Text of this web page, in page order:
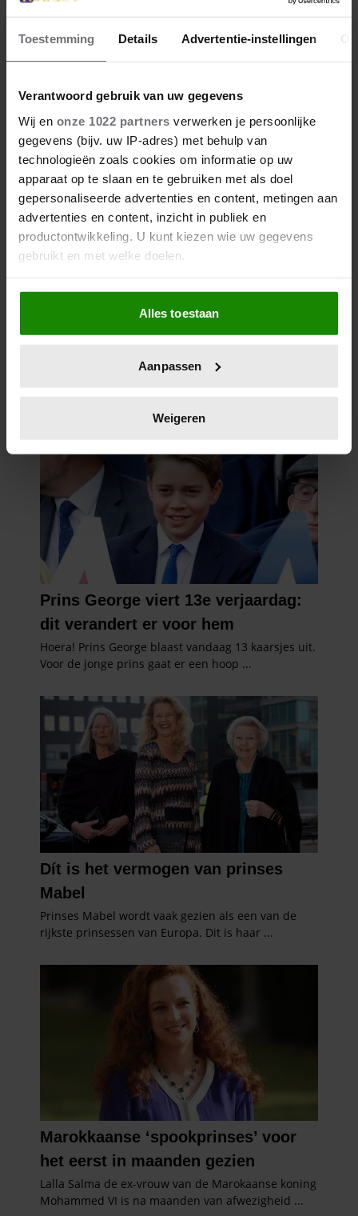
Toestemming Details Advertentie-instellingen
Verantwoord gebruik van uw gegevens
Wij en onze 1022 partners verwerken je persoonlijke
gegevens (bijv. uw IP-adres) met behulp van
technologieën zoals cookies om informatie op uw
apparaat op te slaan en te gebruiken met als doel
gepersonaliseerde advertenties en content, metingen aan
advertenties en content, inzicht in publiek en
productontwikkeling. U kunt kiezen wie uw gegevens
gebruikt en met welke doelen.
Als u het toestaat, willen we ook graag:
Informatie verzamelen over uw geografische
locatie, die tot een paar meter nauwkeurig kan zijn
scannen op specifieke eigenschappen (fingerprinting)
verwerkt en stel uw voorkeuren in het
intrekken in de Cookieverklaring.
We gebruiken cookies om content en advertenties te
personaliseren, om functies voor social media te bieden
en om ons websiteverkeer te analyseren. Ook delen we
informatie over uw gebruik van onze site met onze
partners voor social media, adverteren en analyse. Deze
partners kunnen deze gegevens combineren met andere
informatie die u aan ze heeft verstrekt of die ze hebben
verzameld op basis van uw gebruik van hun services. U
gaat akkoord met onze cookies als u onze website blijft
gebruiken.
Alles toestaan
Aanpassen
Weigeren